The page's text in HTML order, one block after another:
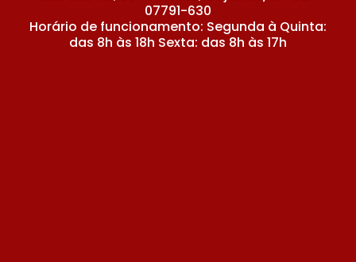
07791-630
Horário de funcionamento: Segunda à Quinta:
das 8h às 18h Sexta: das 8h às 17h